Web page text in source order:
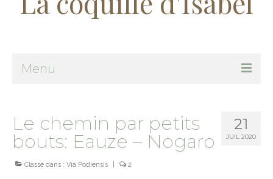
Menu
camino norte
chemin de Montaigne
21
JUIL 2020
Le chemin par petits
bouts: Eauze – Nogaro
Classé dans : Via Podiensis 2